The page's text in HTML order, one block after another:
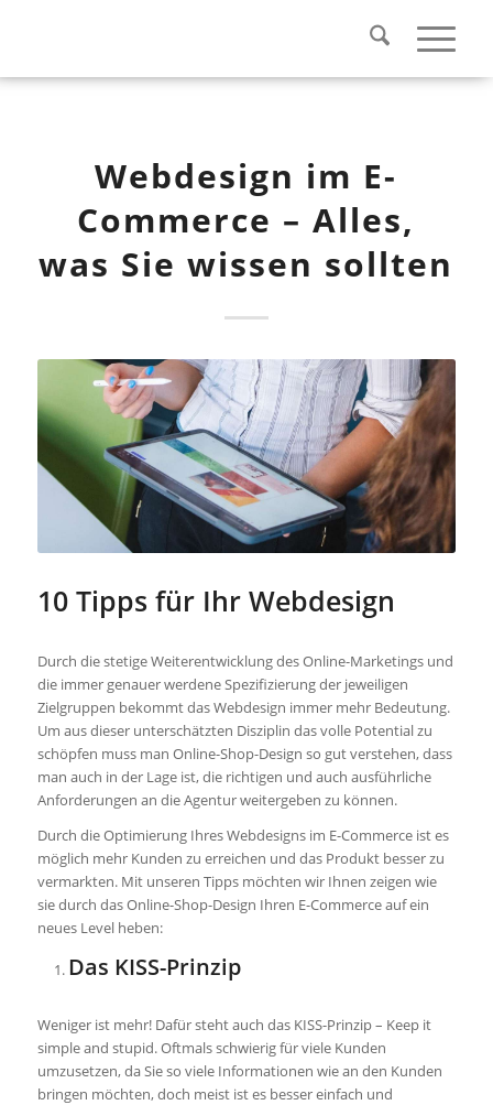
Webdesign im E-
Commerce – Alles,
was Sie wissen sollten
10 Tipps für Ihr Webdesign
Durch die stetige Weiterentwicklung des Online-Marketings und
die immer genauer werdene Spezifizierung der jeweiligen
Zielgruppen bekommt das Webdesign immer mehr Bedeutung.
Um aus dieser unterschätzten Disziplin das volle Potential zu
schöpfen muss man Online-Shop-Design so gut verstehen, dass
man auch in der Lage ist, die richtigen und auch ausführliche
Anforderungen an die Agentur weitergeben zu können.
Durch die Optimierung Ihres Webdesigns im E-Commerce ist es
möglich mehr Kunden zu erreichen und das Produkt besser zu
vermarkten. Mit unseren Tipps möchten wir Ihnen zeigen wie
sie durch das Online-Shop-Design Ihren E-Commerce auf ein
neues Level heben:
Das KISS-Prinzip
Weniger ist mehr! Dafür steht auch das KISS-Prinzip – Keep it
simple and stupid. Oftmals schwierig für viele Kunden
umzusetzen, da Sie so viele Informationen wie an den Kunden
bringen möchten, doch meist ist es besser einfach und